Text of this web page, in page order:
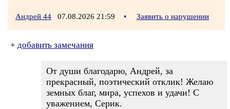
Андрей 44 07.08.2026 21:59 • Заявить о нарушении
+ добавить замечания
От души благодарю, Андрей, за
прекрасный, поэтический отклик! Желаю
земных благ, мира, успехов и удачи! С
уважением, Серик.